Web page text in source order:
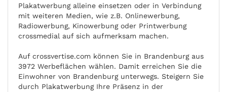
Plakatwerbung alleine einsetzen oder in Verbindung
mit weiteren Medien, wie z.B. Onlinewerbung,
Radiowerbung, Kinowerbung oder Printwerbung
crossmedial auf sich aufmerksam machen.
Auf crossvertise.com können Sie in Brandenburg aus
3972 Werbeflächen wählen. Damit erreichen Sie die
Einwohner von Brandenburg unterwegs. Steigern Sie
durch Plakatwerbung Ihre Präsenz in der